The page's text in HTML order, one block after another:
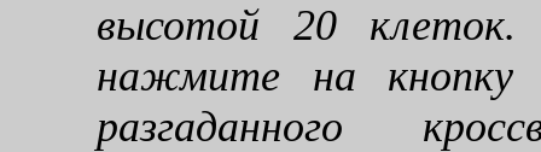
высотой 20 клеток.
нажмите на кнопку
разгаданного